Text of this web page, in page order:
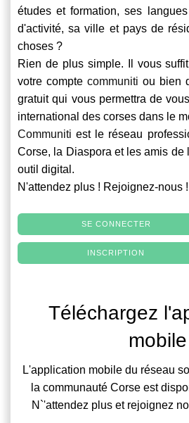
études et formation, ses
d'activité, sa ville et pays de
choses ?
Rien de plus simple. Il vous
votre compte communiti ou bien
gratuit qui vous permettra de
international des corses dans le
Communiti est le réseau
Corse, la Diaspora et les amis de
outil digital.
N'attendez plus ! Rejoignez-nous !
SE CONNECTER
INSCRIPTION
Téléchargez
mobile
L'application mobile du réseau
la communauté Corse est
N`'attendez plus et rejoignez